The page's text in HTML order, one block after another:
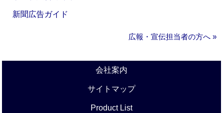
新聞広告ガイド
広報・宣伝担当者の方へ »
会社案内
サイトマップ
Product List